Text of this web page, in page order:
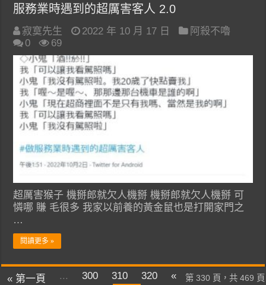
服務業時遇到的超厲害客人 2.0
寂寞先生 2022 年 10 月 17 日
阿殺不嚕
0
69
超厲害猴子 機掰郎就欠人機掰 機掰郎就欠人機掰 可
憐哪 賺 毛很多 我家以前養的黃金鼠也是打開家門之
…
閱讀更多 »
第 330 頁，共 469 頁
« 第一頁 ... 300 310 320
«